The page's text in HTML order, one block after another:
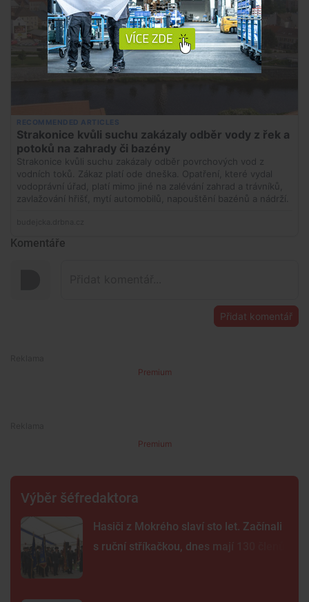
Komentáře
Přidat komentář
Premium
Premium
Výběr šéfredaktora
Hasiči z Mokrého slaví sto let. Začínali
s ruční stříkačkou, dnes mají 130 členů